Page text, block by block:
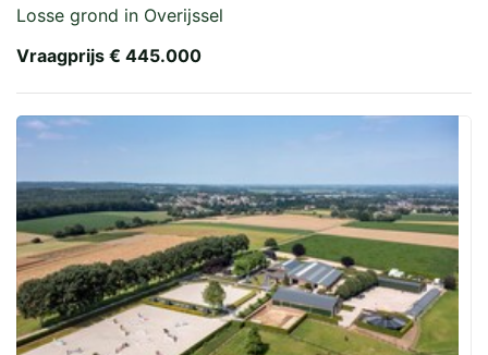
Losse grond in Overijssel
Vraagprijs € 445.000